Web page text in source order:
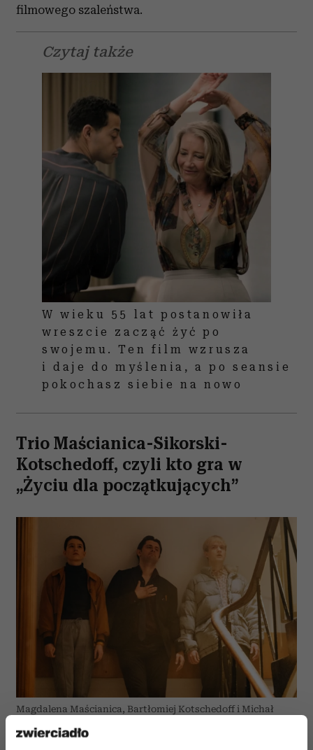
filmowego szaleństwa.
Czytaj także
W wieku 55 lat postanowiła
wreszcie zacząć żyć po
swojemu. Ten film wzrusza
i daje do myślenia, a po seansie
pokochasz siebie na nowo
Trio Maścianica-Sikorski-
Kotschedoff, czyli kto gra w
„Życiu dla początkujących”
Magdalena Maścianica, Bartłomiej Kotschedoff i Michał
Sławek Podwojski/materiały prasowe)